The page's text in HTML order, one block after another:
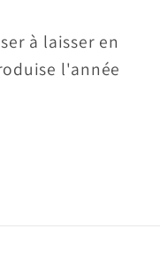
à laisser en
l'année